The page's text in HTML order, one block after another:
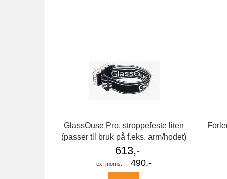
GlassOuse Pro, stroppefeste liten
(passer til bruk på f.eks. arm/hodet)
613,-
490,-